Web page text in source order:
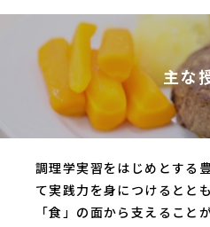
主な
調理学実習をはじめとする
て実践力を身につけるととも
「食」の面から支えること